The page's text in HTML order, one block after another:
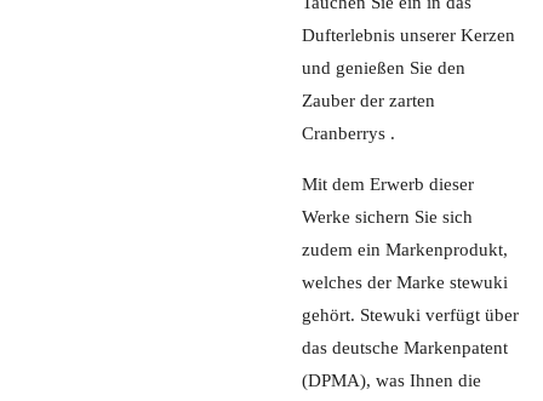
Dufterlebnis unserer Kerzen
und genießen Sie den
Zauber der zarten
Cranberrys .
Mit dem Erwerb dieser
Werke sichern Sie sich
zudem ein Markenprodukt,
welches der Marke stewuki
gehört. Stewuki verfügt über
das deutsche Markenpatent
(DPMA), was Ihnen die